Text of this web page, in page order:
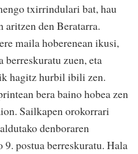
txirrindulari bat, hau
den Beratarra.
maila hoberenean ikusi,
berreskuratu zuen, eta
hagitz hurbil ibili zen.
bera baino hobea zen
Sailkapen orokorrari
denboraren
postua berreskuratu. Hala